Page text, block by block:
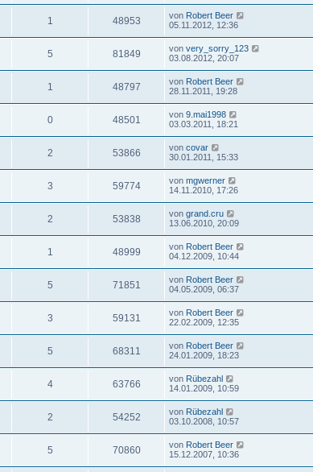
1 48953 von Robert Beer
05.11.2012, 12:36
5 81849 von very_sorry_123
03.08.2012, 20:07
1 48797 von Robert Beer
28.11.2011, 19:28
0 48501 von 9.mai1998
03.03.2011, 18:21
2 53866 von covar
30.01.2011, 15:33
3 59774 von mgwerner
14.11.2010, 17:26
2 53838 von grand.cru
13.06.2010, 20:09
1 48999 von Robert Beer
04.12.2009, 10:44
5 71851 von Robert Beer
04.05.2009, 06:37
3 59131 von Robert Beer
22.02.2009, 12:35
5 68311 von Robert Beer
24.01.2009, 18:23
4 63766 von Rübezahl
14.01.2009, 10:59
2 54252 von Rübezahl
03.10.2008, 10:57
5 70860 von Robert Beer
15.12.2007, 10:36